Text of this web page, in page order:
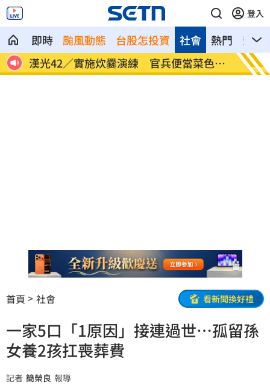
登入
即時 颱風動態 台股怎投資 熱門 影音
社會
真
漢光42／實施炊爨演練 官兵便當菜色曝
光
2刷《
扁
首頁 社會 看新聞換好禮
一家5口「1原因」接連過世…孤留孫
女養2孩扛喪葬費
記者 簡榮良 報導